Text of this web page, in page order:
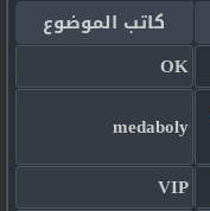
كاتب الموضوع
OK
medaboly
VIP